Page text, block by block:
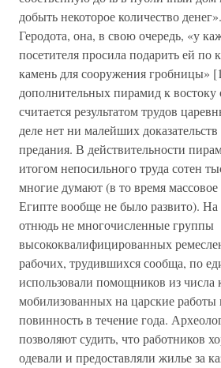
добыть некоторое количество
Геродота, она, в свою очередь, «у
посетителя просила подарить ей по
камень для сооружения гробницы»
дополнительных пирамид к востоку
считается результатом трудов
деле нет ни малейших
предания. В действительности
итогом непосильного труда сотен
многие думают (в то время массовое
Египте вообще не было развито). На
отнюдь не многочисленные группы
высококвалифицированных
рабочих, трудившихся сообща, по
использовали помощников из числа
мобилизованных на царские
повинность в течение года.
позволяют судить, что работников
одевали и предоставляли жилье за